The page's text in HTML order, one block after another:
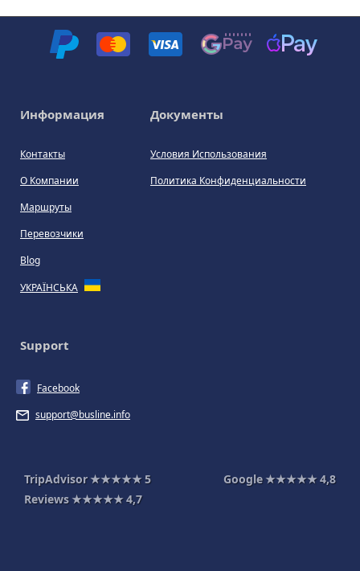
Информация
Контакты
О Компании
Маршруты
Перевозчики
Blog
УКРАЇНСЬКА
Документы
Условия Использования
Политика Конфиденциальности
Support
Facebook
support@busline.info
TripAdvisor ★★★★★5 Google ★★★★★4,8
Reviews ★★★★★4,7